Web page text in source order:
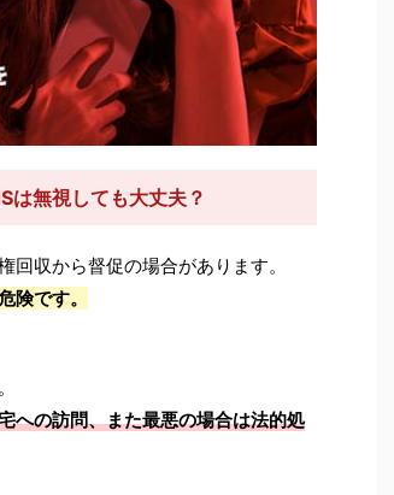
無視しても大丈夫？
収から督促の場合があります。
険です。
への訪問、また最悪の場合は法的処